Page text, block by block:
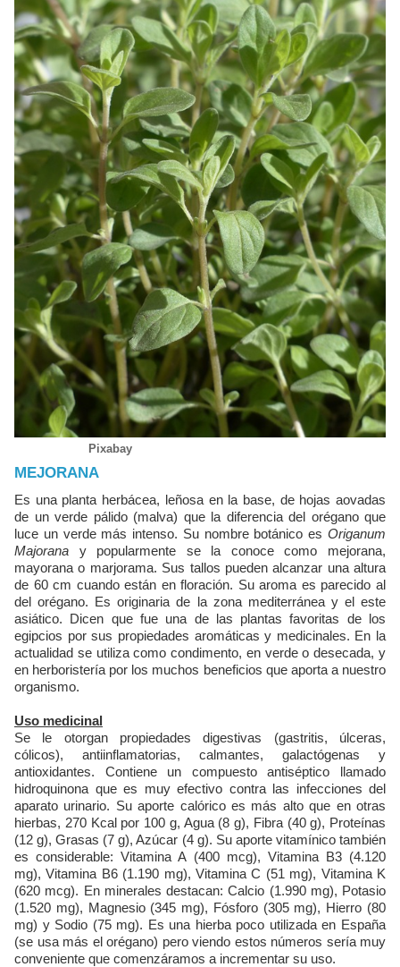
Pixabay
MEJORANA
Es una planta herbácea, leñosa en la base, de hojas aovadas
de un verde pálido (malva) que la diferencia del orégano que
luce un verde más intenso. Su nombre botánico es Origanum
Majorana y popularmente se la conoce como mejorana,
mayorana o marjorama. Sus tallos pueden alcanzar una altura
de 60 cm cuando están en floración. Su aroma es parecido al
del orégano. Es originaria de la zona mediterránea y el este
asiático. Dicen que fue una de las plantas favoritas de los
egipcios por sus propiedades aromáticas y medicinales. En la
actualidad se utiliza como condimento, en verde o desecada, y
en herboristería por los muchos beneficios que aporta a nuestro
organismo.
Uso medicinal
Se le otorgan propiedades digestivas (gastritis, úlceras,
cólicos), antiinflamatorias, calmantes, galactógenas y
antioxidantes. Contiene un compuesto antiséptico llamado
hidroquinona que es muy efectivo contra las infecciones del
aparato urinario. Su aporte calórico es más alto que en otras
hierbas, 270 Kcal por 100 g, Agua (8 g), Fibra (40 g), Proteínas
(12 g), Grasas (7 g), Azúcar (4 g). Su aporte vitamínico también
es considerable: Vitamina A (400 mcg), Vitamina B3 (4.120
mg), Vitamina B6 (1.190 mg), Vitamina C (51 mg), Vitamina K
(620 mcg). En minerales destacan: Calcio (1.990 mg), Potasio
(1.520 mg), Magnesio (345 mg), Fósforo (305 mg), Hierro (80
mg) y Sodio (75 mg). Es una hierba poco utilizada en España
(se usa más el orégano) pero viendo estos números sería muy
conveniente que comenzáramos a incrementar su uso.